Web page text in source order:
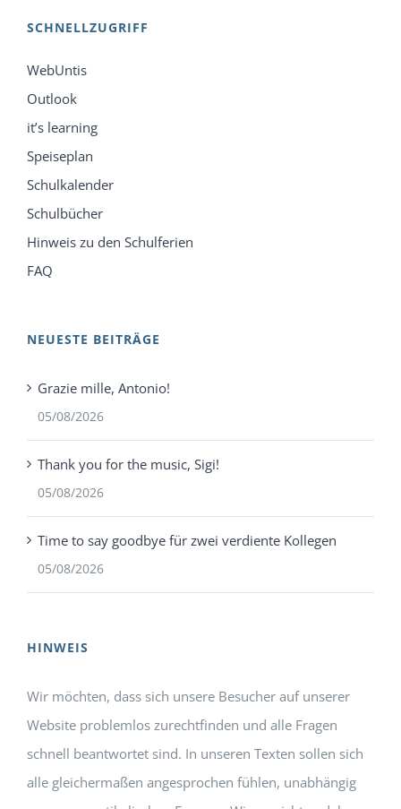
SCHNELLZUGRIFF
WebUntis
Outlook
it’s learning
Speiseplan
Schulkalender
Schulbücher
Hinweis zu den Schulferien
FAQ
NEUESTE BEITRÄGE
Grazie mille, Antonio!
05/08/2026
Thank you for the music, Sigi!
05/08/2026
Time to say goodbye für zwei verdiente Kollegen
05/08/2026
HINWEIS
Wir möchten, dass sich unsere Besucher auf unserer
Website problemlos zurechtfinden und alle Fragen
schnell beantwortet sind. In unseren Texten sollen sich
alle gleichermaßen angesprochen fühlen, unabhängig